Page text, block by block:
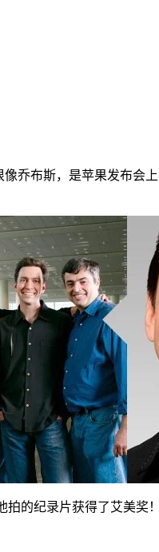
乔布斯，是苹果发布
的纪录片获得了艾美奖